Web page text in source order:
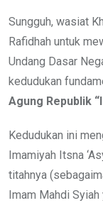
Sungguh, wasiat
Rafidhah untuk
Undang Dasar
kedudukan
Agung Republik
Kedudukan ini
Imamiyah Itsna
titahnya
Imam Mahdi